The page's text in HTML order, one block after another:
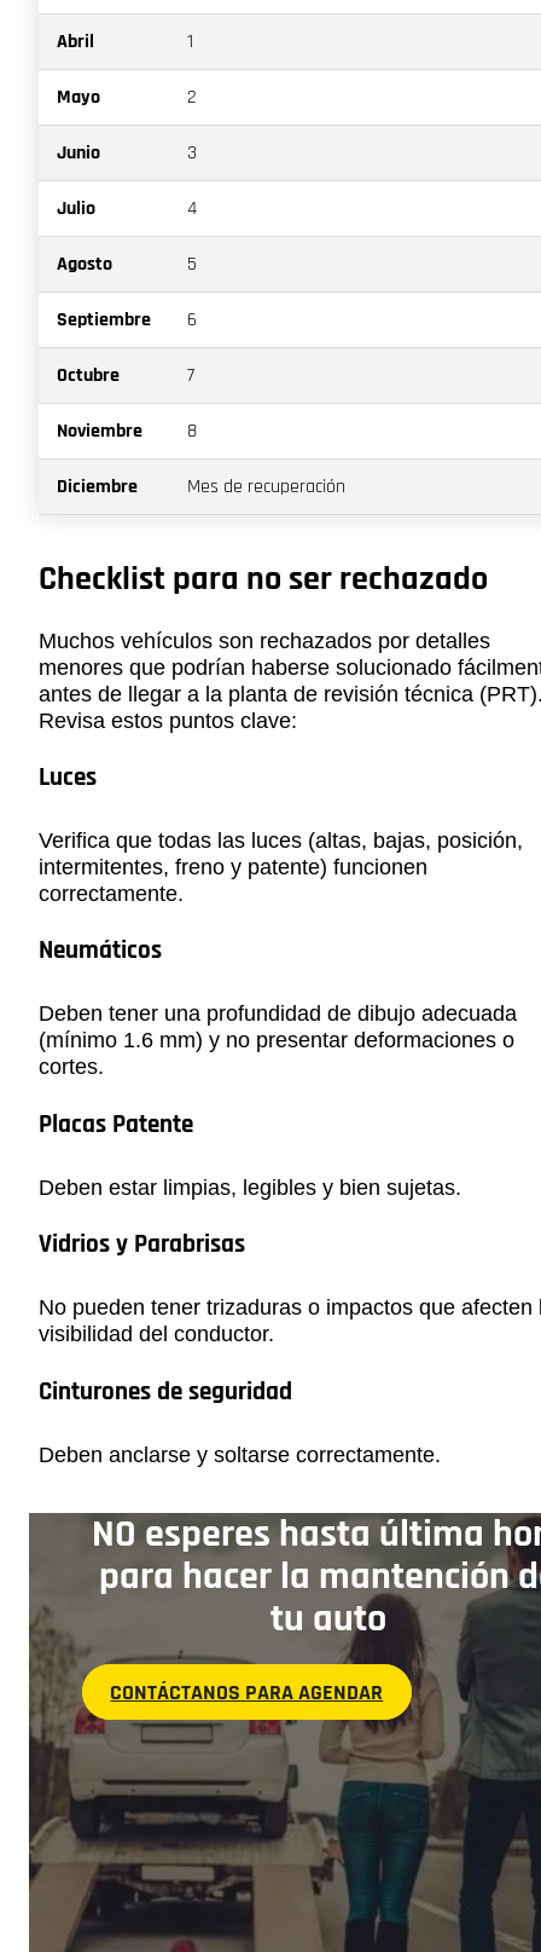
Abril 1
Mayo 2
Junio 3
Julio 4
Agosto 5
Septiembre 6
Octubre 7
Noviembre 8
Diciembre Mes de recuperación
Checklist para no ser rechazado
Muchos vehículos son rechazados por detalles
menores que podrían haberse solucionado
antes de llegar a la planta de revisión técnica
Revisa estos puntos clave:
Luces
Verifica que todas las luces (altas, bajas, posición,
intermitentes, freno y patente) funcionen
correctamente.
Neumáticos
Deben tener una profundidad de dibujo adecuada
(mínimo 1.6 mm) y no presentar deformaciones o
cortes.
Placas Patente
Deben estar limpias, legibles y bien sujetas.
Vidrios y Parabrisas
No pueden tener trizaduras o impactos que afecten
visibilidad del conductor.
Cinturones de seguridad
Deben anclarse y soltarse correctamente.
NO esperes hasta última
para hacer la mantención
tu auto
CONTÁCTANOS PARA AGENDAR